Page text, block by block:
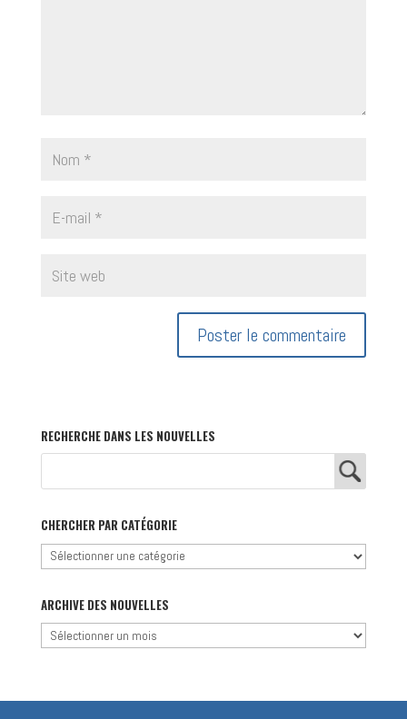
RECHERCHE DANS LES NOUVELLES
CHERCHER PAR CATÉGORIE
Chercher
catégorie
ARCHIVE DES NOUVELLES
Archive